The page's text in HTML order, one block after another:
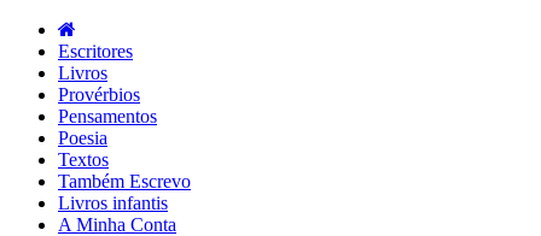
Escritores
Livros
Provérbios
Pensamentos
Poesia
Textos
Também Escrevo
Livros infantis
A Minha Conta